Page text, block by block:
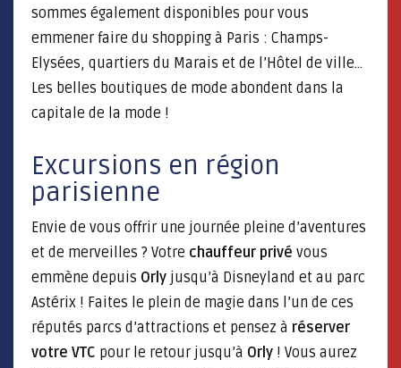
sommes également disponibles pour vous
emmener faire du shopping à Paris : Champs-
Elysées, quartiers du Marais et de l’Hôtel de ville…
Les belles boutiques de mode abondent dans la
capitale de la mode !
Excursions en région
parisienne
Envie de vous offrir une journée pleine d’aventures
et de merveilles ? Votre chauffeur privé vous
emmène depuis Orly jusqu’à Disneyland et au parc
Astérix ! Faites le plein de magie dans l’un de ces
réputés parcs d’attractions et pensez à réserver
votre VTC pour le retour jusqu’à Orly ! Vous aurez